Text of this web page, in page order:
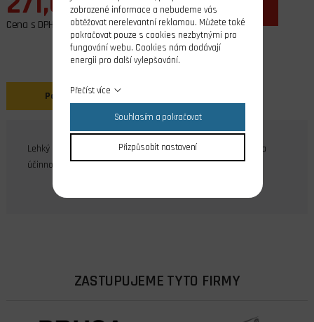
Cena s DPH
ks
Popis
Lehký vrtulový kužel s otvory pro chlazení motoru. Design a
účinnost v jednom!
ZASTUPUJEME TYTO FIRMY
zobrazené informace a nebudeme vás
obtěžovat nerelevantní reklamou. Můžete také
pokračovat pouze s cookies nezbytnými pro
fungování webu. Cookies nám dodávají
energii pro další vylepšování.
Přečíst více
Souhlasím a pokračovat
Přizpůsobit nastavení